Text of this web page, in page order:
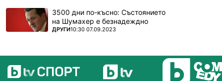
3500 дни по-късно: Състоянието
на Шумахер е безнадеждно
ПОВЕЧЕ ОТ
ДРУГИ10:30 07.09.2023